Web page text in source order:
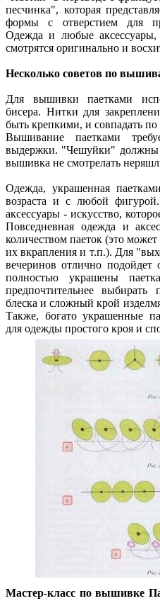
песчинка", которая
формы с отверстием для
Одежда и любые аксессуары,
смотрятся оригинально и
Несколько советов по
Для вышивки паетками
бисера. Нитки для
быть крепкими, и совпадать
Вышивание паетками
выдержки. "Чешуйки" должны
вышивка не смотрелать
Одежда, украшенная
возраста и с любой
аксессуары - искусство,
Повседневная одежда и
количеством паеток (это
их вкрапления и т.п.). Для
вечеринов отлично подойдет
полностью украшены
предпочтительнее
блеска и сложный крой
Также, богато украшенные
для одежды простого кроя и
Мастер-класс по вышивке